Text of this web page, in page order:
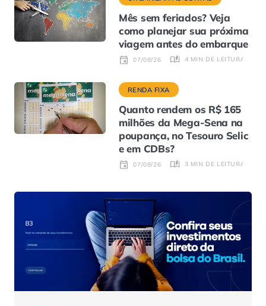
Mês sem feriados? Veja
como planejar sua próxima
viagem antes do embarque
07/08/26 4 MIN DE LEITURA
RENDA FIXA
Quanto rendem os R$ 165
milhões da Mega-Sena na
poupança, no Tesouro Selic
e em CDBs?
07/08/26 3 MIN DE LEITURA